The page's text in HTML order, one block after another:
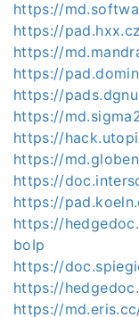
https://
https://
https://
https://
https://
https://
https://
https://
https://
https://
https://
boIp
https://
https://
https://